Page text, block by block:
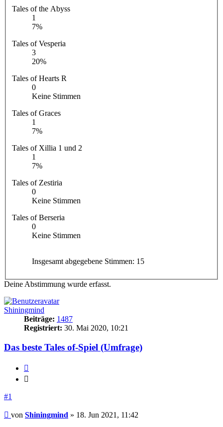
Tales of the Abyss
1
7%
Tales of Vesperia
3
20%
Tales of Hearts R
0
Keine Stimmen
Tales of Graces
1
7%
Tales of Xillia 1 und 2
1
7%
Tales of Zestiria
0
Keine Stimmen
Tales of Berseria
0
Keine Stimmen
Insgesamt abgegebene Stimmen: 15
Deine Abstimmung wurde erfasst.
Shiningmind
Beiträge: 1487
Registriert: 30. Mai 2020, 10:21
Das beste Tales of-Spiel (Umfrage)
#1
Beitrag
von Shiningmind » 18. Jun 2021, 11:42